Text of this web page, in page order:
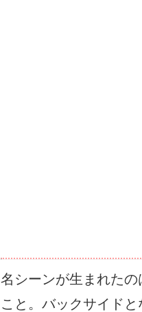
名シーンが生まれた
こと。バックサイド